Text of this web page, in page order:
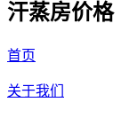
汗蒸房价格
首页
关于我们